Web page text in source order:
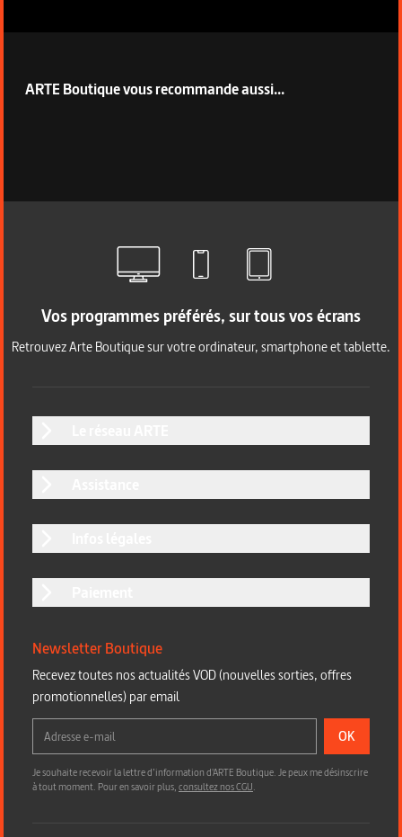
ARTE Boutique vous recommande aussi...
Vos programmes préférés, sur tous vos écrans
Retrouvez Arte Boutique sur votre ordinateur, smartphone et tablette.
Newsletter Boutique
Recevez toutes nos actualités VOD (nouvelles sorties, offres
promotionnelles) par email
OK
Je souhaite recevoir la lettre d’information d'ARTE Boutique. Je peux me désinscrire
à tout moment. Pour en savoir plus,consultez nos CGU.